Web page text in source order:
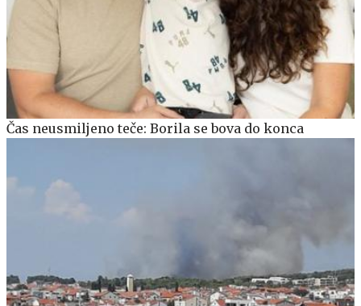
Čas neusmiljeno teče: Borila se bova do konca